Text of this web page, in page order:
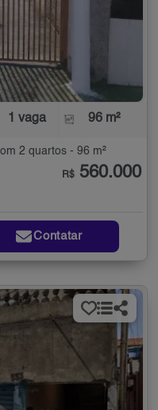
1 vaga 96 m²
2 quartos - 96 m²
R$ 560.000
Contatar